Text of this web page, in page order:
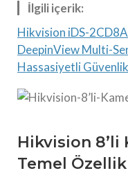
İlgili içerik:
Hikvision iDS-
DeepinView Multi-
Hassasiyetli Güvenlik
Hikvision 8’li
Temel